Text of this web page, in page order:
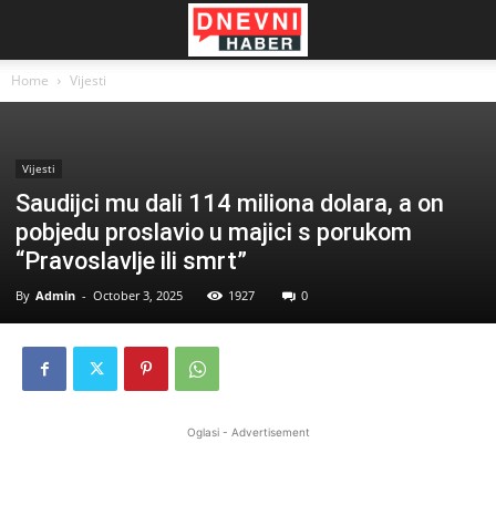
Home Vijesti
Vijesti
Saudijci mu dali 114 miliona dolara, a on
pobjedu proslavio u majici s porukom
“Pravoslavlje ili smrt”
By Admin - October 3, 2025 1927 0
Oglasi - Advertisement